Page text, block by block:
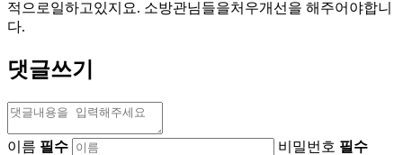
적으로일하고있지요. 소방관님들을처우개선을 해주어야합니
다.
댓글쓰기
이름 필수 비밀번호 필수